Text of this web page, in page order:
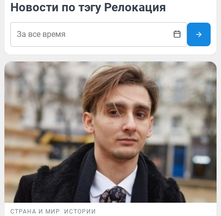
Новости по тэгу Релокация
СТРАНА И МИР ИСТОРИИ